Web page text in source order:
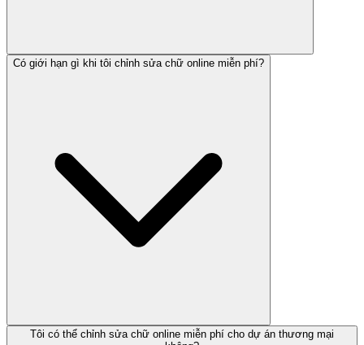
Có giới hạn gì khi tôi chỉnh sửa chữ online miễn phí?
Tôi có thể chỉnh sửa chữ online miễn phí cho dự án thương mại